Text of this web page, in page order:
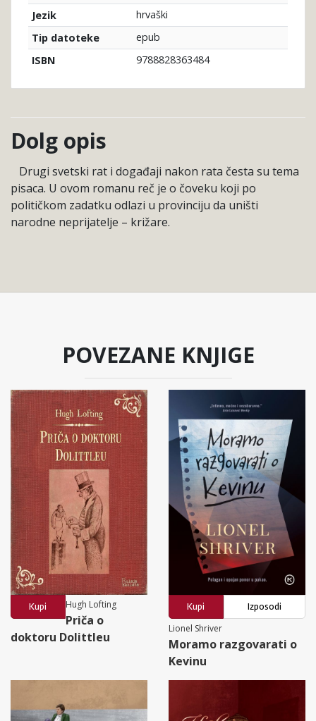
Jezik
hrvaški
Tip datoteke
epub
ISBN
9788828363484
Dolg opis
Drugi svetski rat i događaji nakon rata česta su tema
pisaca. U ovom romanu reč je o čoveku koji po
političkom zadatku odlazi u provinciju da uništi
narodne neprijatelje – križare.
POVEZANE KNJIGE
Kupi Hugh Lofting
Priča o
doktoru Dolittleu
Kupi
Izposodi
Lionel Shriver
Moramo razgovarati o
Kevinu